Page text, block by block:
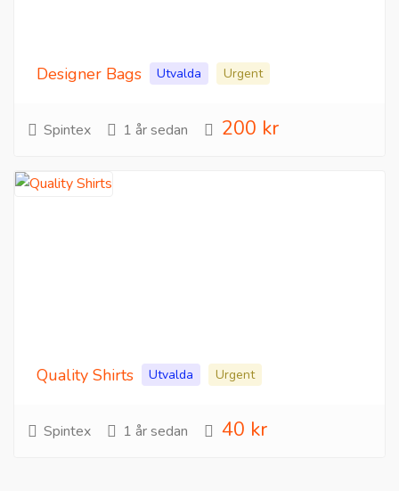
Designer Bags Utvalda Urgent
Spintex 1 år sedan 200 kr
Quality Shirts Utvalda Urgent
Spintex 1 år sedan 40 kr